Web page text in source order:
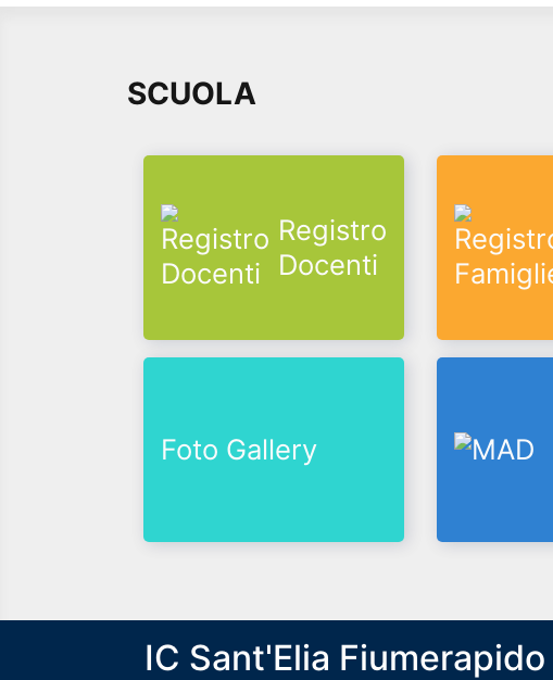
SCUOLA
Registro
Docenti
Foto Gallery
IC Sant'Elia Fiumerapido